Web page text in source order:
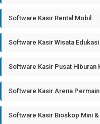
Software Kasir Rental Mobil
Software Kasir Wisata
Software Kasir Pusat Hiburan
Software Kasir Arena
Software Kasir Bioskop Mini &